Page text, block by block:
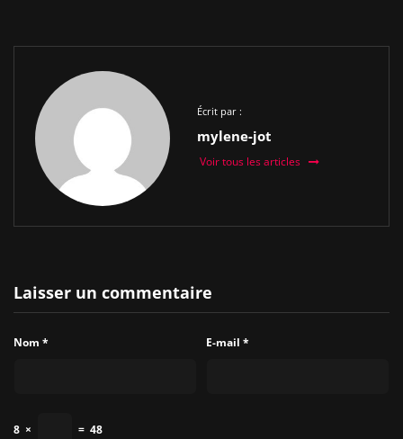
Écrit par :
mylene-jot
Voir tous les articles
Laisser un commentaire
Nom * E-mail *
8 × = 48